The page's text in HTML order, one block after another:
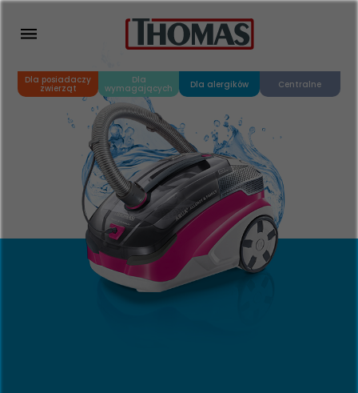
Dla posiadaczy
zwierząt
Dla
wymagających Dla alergików Centralne